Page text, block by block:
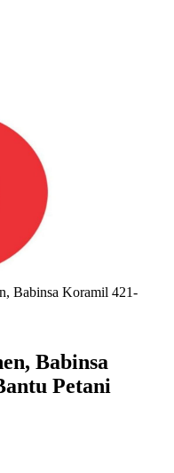
Babinsa Koramil 421-
Babinsa
Petani